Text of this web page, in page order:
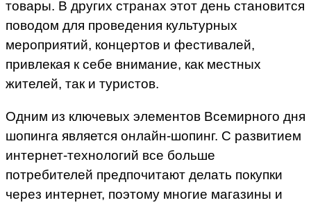
товары. В других странах этот день становится
поводом для проведения культурных
мероприятий, концертов и фестивалей,
привлекая к себе внимание, как местных
жителей, так и туристов.
Одним из ключевых элементов Всемирного дня
шопинга является онлайн-шопинг. С развитием
интернет-технологий все больше
потребителей предпочитают делать покупки
через интернет, поэтому многие магазины и